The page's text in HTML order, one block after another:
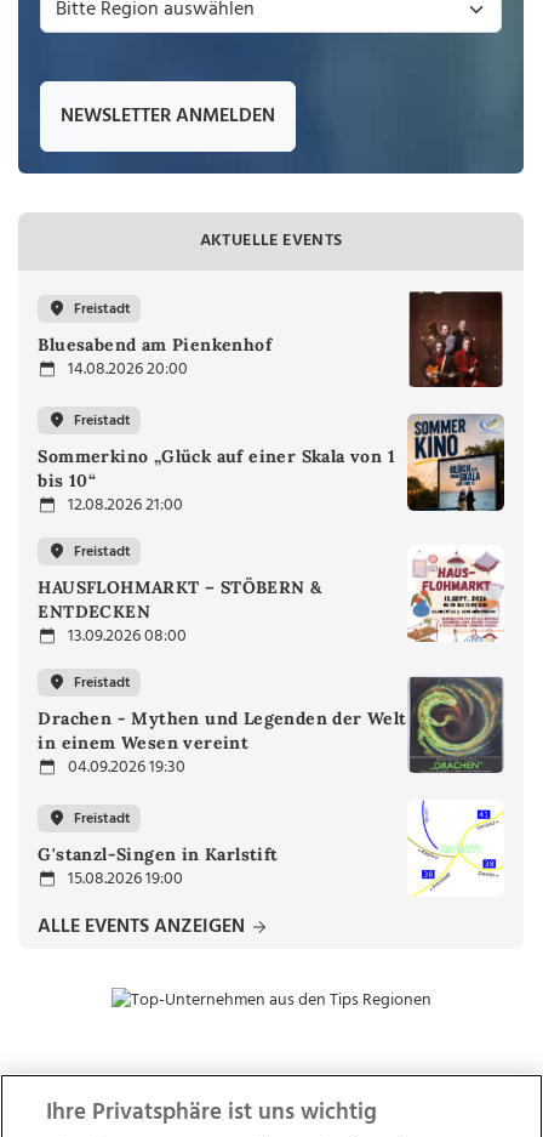
NEWSLETTER ANMELDEN
AKTUELLE EVENTS
Freistadt
Bluesabend am Pienkenhof
14.08.2026 20:00
Freistadt
Sommerkino „Glück auf einer Skala von 1
bis 10“
12.08.2026 21:00
Freistadt
HAUSFLOHMARKT – STÖBERN &
ENTDECKEN
13.09.2026 08:00
Freistadt
Drachen - Mythen und Legenden der Welt
in einem Wesen vereint
04.09.2026 19:30
Freistadt
G'stanzl-Singen in Karlstift
15.08.2026 19:00
ALLE EVENTS ANZEIGEN
ZUR NACHRICHTENÜBERSICHT
Ihre Privatsphäre ist uns wichtig